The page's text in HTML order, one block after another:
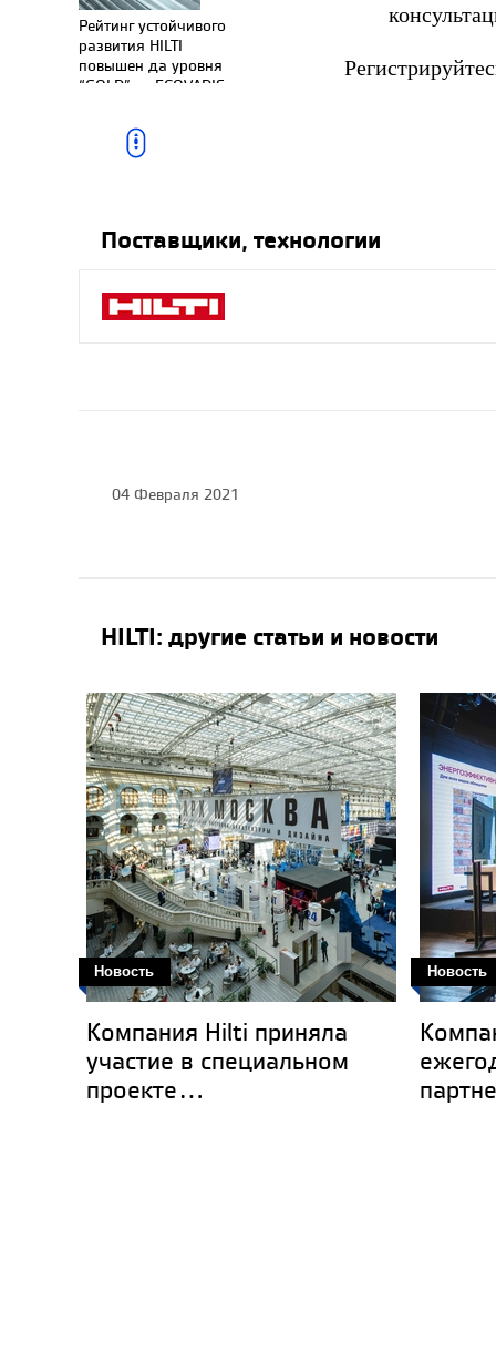
Рейтинг устойчивого
развития HILTI
повышен да уровня
“GOLD” от ECOVADIS,
CO2-нейтральной на 7
лет раньше – в 2023
Олег Гишар. Прочные
основы декора.
Методы Hilti для
крепления
стеклофибробетона,
20.07.2021
Hilti Россия и все
инструменты.ру
планируют увеличить
долю рынка
Поставщики, технологии
04 Февраля 2021
HILTI: другие статьи и новости
Новость
​Компания Hilti приняла
участие в специальном
проекте...
Новость